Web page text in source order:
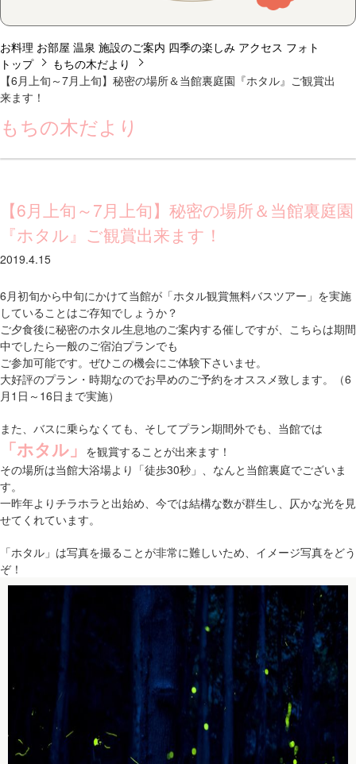
お料理 お部屋 温泉 施設のご案内 四季の楽しみ アクセス フォト
トップ
もちの木だより
【6月上旬～7月上旬】秘密の場所＆当館裏庭園『ホタル』ご観賞出
来ます！
もちの木だより
【6月上旬～7月上旬】秘密の場所＆当館裏庭園
『ホタル』ご観賞出来ます！
2019.4.15
6月初旬から中旬にかけて当館が「ホタル観賞無料バスツアー」を実施
していることはご存知でしょうか？
ご夕食後に秘密のホタル生息地のご案内する催しですが、こちらは期間
中でしたら一般のご宿泊プランでも
ご参加可能です。ぜひこの機会にご体験下さいませ。
大好評のプラン・時期なのでお早めのご予約をオススメ致します。（6
月1日～16日まで実施）
また、バスに乗らなくても、そしてプラン期間外でも、当館では
「ホタル」 を観賞することが出来ます！
その場所は当館大浴場より「徒歩30秒」、なんと当館裏庭でございま
す。
一昨年よりチラホラと出始め、今では結構な数が群生し、仄かな光を見
せてくれています。
「ホタル」は写真を撮ることが非常に難しいため、イメージ写真をどう
ぞ！